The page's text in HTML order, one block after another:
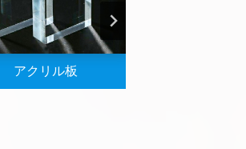
アクリル板